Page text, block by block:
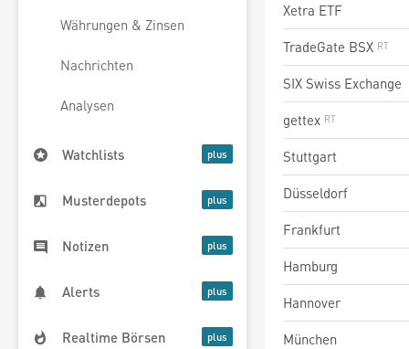
Währungen & Zinsen
Nachrichten
Analysen
Watchlists
Musterdepots
Notizen
Alerts
Realtime Börsen
Xetra ETF
TradeGate BSX
SIX Swiss Exchange
gettex
Stuttgart
Düsseldorf
Frankfurt
Hamburg
Hannover
München